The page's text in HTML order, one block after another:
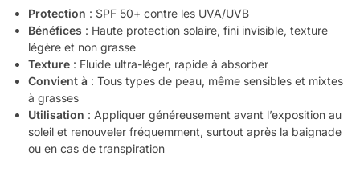
Protection : SPF 50+ contre les UVA/UVB
Bénéfices : Haute protection solaire, fini invisible, texture
légère et non grasse
Texture : Fluide ultra-léger, rapide à absorber
Convient à : Tous types de peau, même sensibles et mixtes
à grasses
Utilisation : Appliquer généreusement avant l’exposition au
soleil et renouveler fréquemment, surtout après la baignade
ou en cas de transpiration